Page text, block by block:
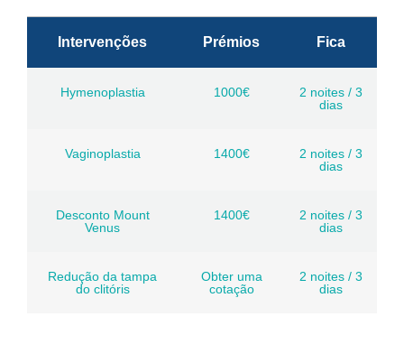
Intervenções Prémios Fica
Hymenoplastia 1000€
2 noites / 3
dias
Vaginoplastia 1400€
2 noites / 3
dias
Desconto Mount
Venus
1400€
2 noites / 3
dias
Redução da tampa
do clitóris
Obter uma
cotação
2 noites / 3
dias